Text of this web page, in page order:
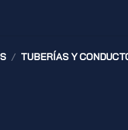
TUBERÍAS Y